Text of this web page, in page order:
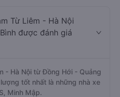
Từ Liêm - Hà Nội
được đánh giá
- Hà Nội từ Đồng Hới - Quảng
tốt nhất là những nhà xe
Minh Mập.